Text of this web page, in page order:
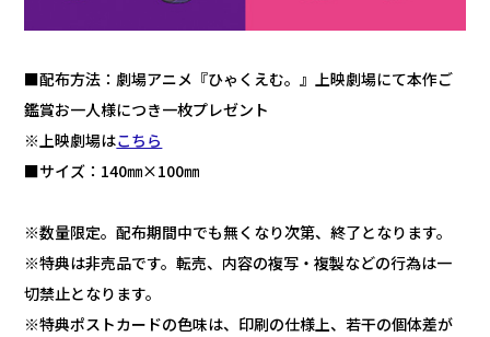
■配布方法：劇場アニメ『ひゃくえむ。』上映劇場にて本作ご
鑑賞お一人様につき一枚プレゼント
※上映劇場はこちら
■サイズ：140㎜×100㎜
※数量限定。配布期間中でも無くなり次第、終了となります。
※特典は非売品です。転売、内容の複写・複製などの行為は一
切禁止となります。
※特典ポストカードの色味は、印刷の仕様上、若干の個体差が